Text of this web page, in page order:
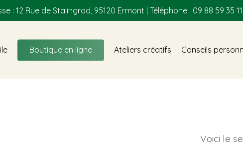
: 12 Rue de Stalingrad, 95120 Ermont | Téléphone : 09 88 59 35 11
Boutique en ligne Ateliers créatifs Conseils
Voici le